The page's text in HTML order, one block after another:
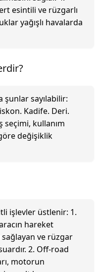
esintili ve rüzgarlı
yağışlı havalarda
şunlar sayılabilir:
Kadife. Deri.
seçimi, kullanım
değişiklik
işlevler üstlenir: 1.
hareket
sağlayan ve rüzgar
2. Off-road
motorun